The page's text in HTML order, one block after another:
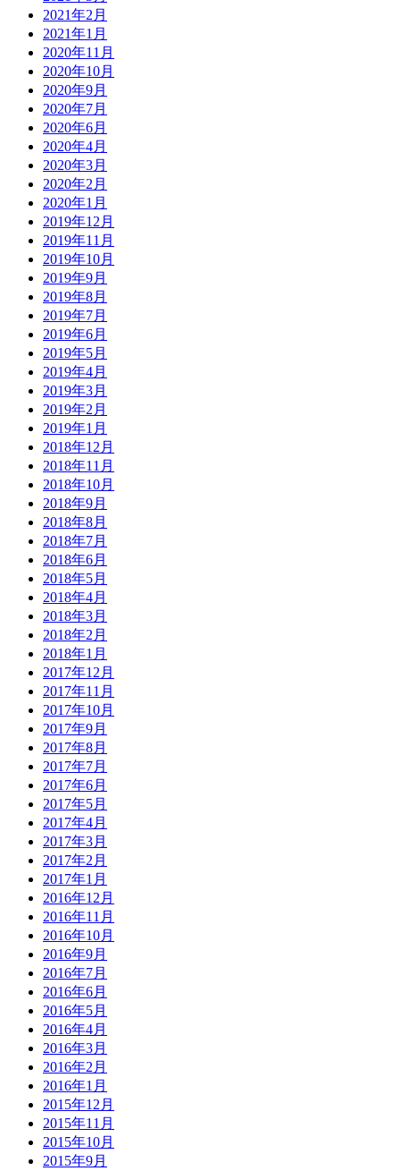
2021年2月
2021年1月
2020年11月
2020年10月
2020年9月
2020年7月
2020年6月
2020年4月
2020年3月
2020年2月
2020年1月
2019年12月
2019年11月
2019年10月
2019年9月
2019年8月
2019年7月
2019年6月
2019年5月
2019年4月
2019年3月
2019年2月
2019年1月
2018年12月
2018年11月
2018年10月
2018年9月
2018年8月
2018年7月
2018年6月
2018年5月
2018年4月
2018年3月
2018年2月
2018年1月
2017年12月
2017年11月
2017年10月
2017年9月
2017年8月
2017年7月
2017年6月
2017年5月
2017年4月
2017年3月
2017年2月
2017年1月
2016年12月
2016年11月
2016年10月
2016年9月
2016年7月
2016年6月
2016年5月
2016年4月
2016年3月
2016年2月
2016年1月
2015年12月
2015年11月
2015年10月
2015年9月